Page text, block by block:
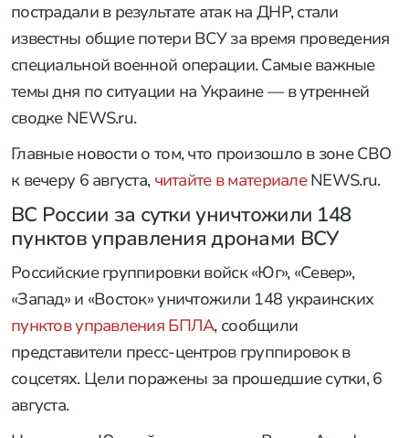
пострадали в результате атак на ДНР, стали
известны общие потери ВСУ за время проведения
специальной военной операции. Самые важные
темы дня по ситуации на Украине — в утренней
сводке NEWS.ru.
Главные новости о том, что произошло в зоне СВО
к вечеру 6 августа, читайте в материалеNEWS.ru.
ВС России за сутки уничтожили 148
пунктов управления дронами ВСУ
Российские группировки войск «Юг», «Север»,
«Запад» и «Восток» уничтожили 148 украинских
пунктов управления БПЛА, сообщили
представители пресс-центров группировок в
соцсетях. Цели поражены за прошедшие сутки, 6
августа.